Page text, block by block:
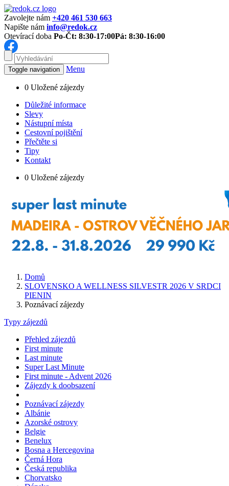
Zavolejte nám +420 461 530 663
Napište nám info@redok.cz
Otevírací doba Po-Čt: 8:30-17:00Pá: 8:30-16:00
Toggle navigation Menu
0 Uložené zájezdy
Důležité informace
Slevy
Nástupní místa
Cestovní pojištění
Přečtěte si
Tipy
Kontakt
0 Uložené zájezdy
Domů
SLOVENSKO A WELLNESS SILVESTR 2026 V SRDCI
PIENIN
Poznávací zájezdy
Typy zájezdů
Přehled zájezdů
First minute
Last minute
Super Last Minute
First minute - Advent 2026
Zájezdy k doobsazení
Poznávací zájezdy
Albánie
Azorské ostrovy
Belgie
Benelux
Bosna a Hercegovina
Černá Hora
Česká republika
Chorvatsko